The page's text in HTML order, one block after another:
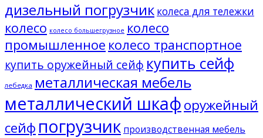
дизельный погрузчик колеса для тележки
колесо колесо большегрузное колесо
промышленное колесо транспортное
купить оружейный сейф купить сейф
лебедка металлическая мебель
металлический шкафоружейный
сейф погрузчик производственная мебель